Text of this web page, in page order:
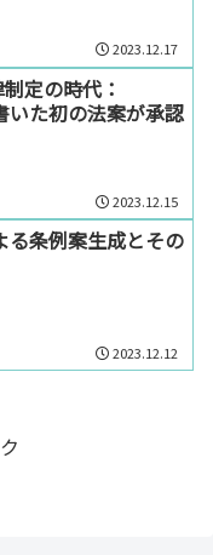
2023.12.17
定の時代：
いた初の法案が承認
2023.12.15
る条例案生成とその
2023.12.12